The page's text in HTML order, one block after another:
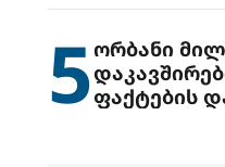
5ორბანი
ფაქტების